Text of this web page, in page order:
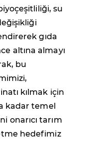
su
gıda
altına almayı
bu
kılmak için
kadar temel
onarıcı tarım
hedefimiz